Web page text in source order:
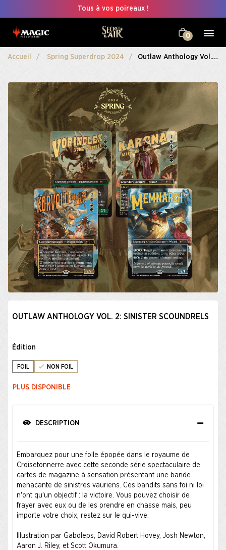
Tous à vos poireaux !
0
Accueil Spring Superdrop 2024 Outlaw Anthology Vol. 2: Sinister Scoundrels
OUTLAW ANTHOLOGY VOL. 2: SINISTER SCOUNDRELS
Édition
FOIL NON FOIL
PLUS DISPONIBLE
DESCRIPTION
Embarquez pour une folle épopée dans le royaume de
Croisetonnerre avec cette seconde série spectaculaire de
cartes de magazine à sensation présentant une bande
menaçante de sinistres vauriens. Ces bandits sans foi ni loi
n'ont qu'un objectif : la victoire. Vous pouvez choisir de
frayer avec eux ou de les prendre en chasse mais, peu
importe votre choix, restez sur le qui-vive.
Illustration par Gaboleps, David Robert Hovey, Josh Newton,
Aaron J. Riley, et Scott Okumura.